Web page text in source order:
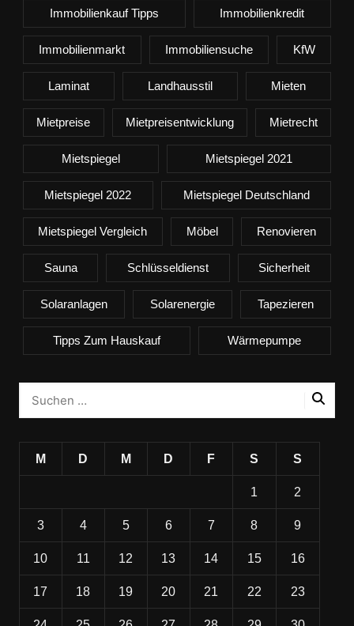
Immobilienkauf Tipps Immobilienkredit
Immobilienmarkt Immobiliensuche KfW
Laminat Landhausstil Mieten
Mietpreise Mietpreisentwicklung Mietrecht
Mietspiegel Mietspiegel 2021
Mietspiegel 2022 Mietspiegel Deutschland
Mietspiegel Vergleich Möbel Renovieren
Sauna Schlüsseldienst Sicherheit
Solaranlagen Solarenergie Tapezieren
Tipps Zum Hauskauf Wärmepumpe
M D M D F S S
1 2
3 4 5 6 7 8 9
10 11 12 13 14 15 16
17 18 19 20 21 22 23